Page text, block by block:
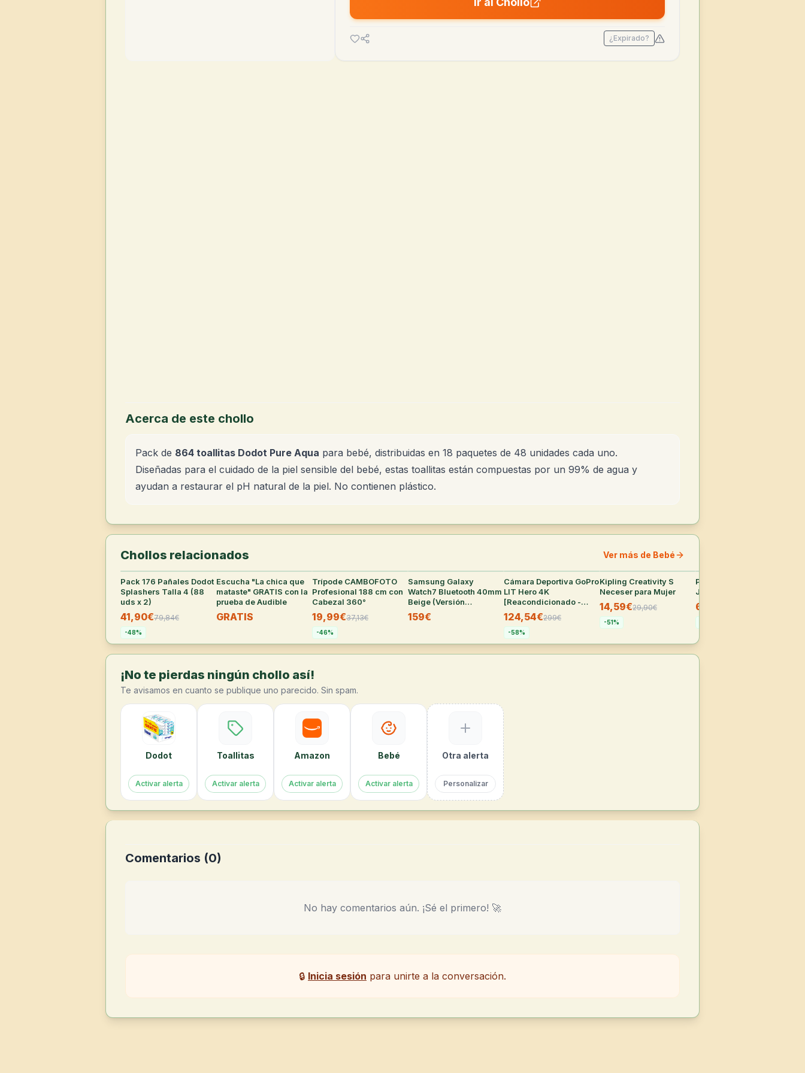
¿Expirado?
Acerca de este chollo
Pack de 864 toallitas Dodot Pure Aqua para bebé, distribuidas en 18 paquetes de 48 unidades cada uno.
Diseñadas para el cuidado de la piel sensible del bebé, estas toallitas están compuestas por un 99% de agua y
ayudan a restaurar el pH natural de la piel. No contienen plástico.
Chollos relacionados Ver más de Bebé
33°
Pack 176 Pañales Dodot
Splashers Talla 4 (88
uds x 2)
41,90€79,84€
-48%
38°
Escucha "La chica que
mataste" GRATIS con la
prueba de Audible
GRATIS
36°
Trípode CAMBOFOTO
Profesional 188 cm con
Cabezal 360°
19,99€37,13€
-46%
Samsung Galaxy
Watch7 Bluetooth 40mm
Beige (Versión
Española)
159€
35°
Cámara Deportiva GoPro
LIT Hero 4K
[Reacondicionado -
Como Nuevo]
124,54€299€
-58%
Kipling Creativity S
Neceser para Mujer
14,59€29,90€
-51%
Pantalón Corto Deportivo
Joma para Hombre
6,99€
¡No te pierdas ningún chollo así!
Te avisamos en cuanto se publique uno parecido. Sin spam.
Dodot
Activar alerta
Toallitas
Activar alerta
Amazon
Activar alerta
Bebé
Activar alerta
Otra alerta
Personalizar
Comentarios (0)
No hay comentarios aún. ¡Sé el primero! 🚀
🔒 Inicia sesión para unirte a la conversación.